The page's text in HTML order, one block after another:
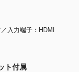
入力端子：HDMI
ト付属